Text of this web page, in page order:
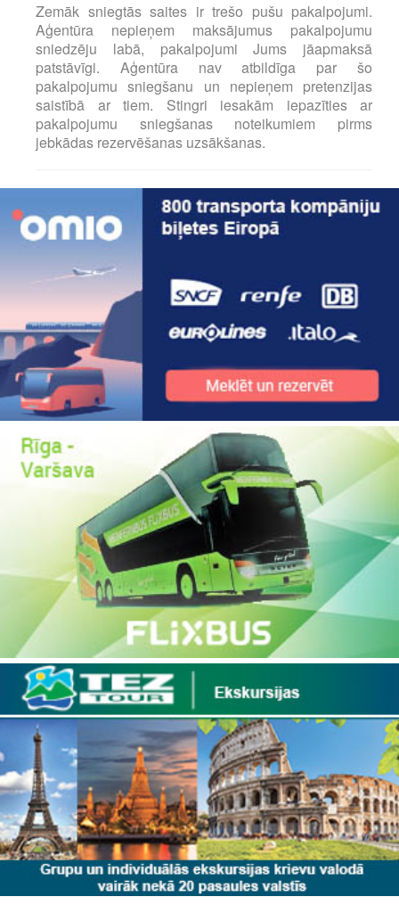
Zemāk sniegtās saites ir trešo pušu pakalpojumi.
Aģentūra nepieņem maksājumus pakalpojumu
sniedzēju labā, pakalpojumi Jums jāapmaksā
patstāvīgi. Aģentūra nav atbildīga par šo
pakalpojumu sniegšanu un nepieņem pretenzijas
saistībā ar tiem. Stingri iesakām iepazīties ar
pakalpojumu sniegšanas noteikumiem pirms
jebkādas rezervēšanas uzsākšanas.